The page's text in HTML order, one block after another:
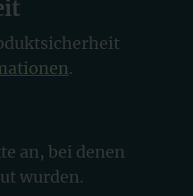
.
an, bei denen
wurden.